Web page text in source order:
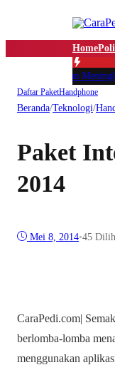
Home
Waktu dan
Daftar PaketHandphone
Beranda/Teknologi/
Paket
2014
Mei 8, 2014•45
CaraPedi.com|
berlomba-lomba
menggunakan